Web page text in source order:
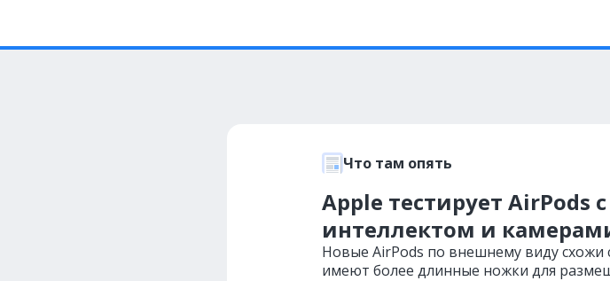
Что там опять
Apple тестирует AirPods
интеллектом и
Новые AirPods по внешнему виду схожи
имеют более длинные ножки для